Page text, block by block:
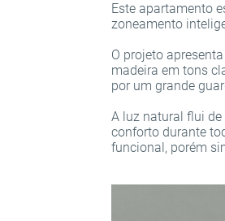
Este apartamento
zoneamento
O projeto
madeira em tons
por um grande
A luz natural flui
conforto durante
funcional, porém